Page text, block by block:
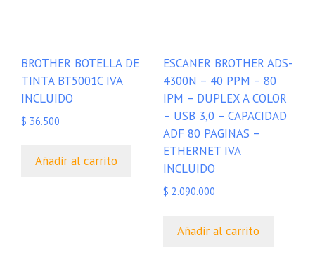
BROTHER BOTELLA DE
TINTA BT5001C IVA
INCLUIDO
$ 36.500
Añadir al carrito
ESCANER BROTHER ADS-
4300N – 40 PPM – 80
IPM – DUPLEX A COLOR
– USB 3,0 – CAPACIDAD
ADF 80 PAGINAS –
ETHERNET IVA
INCLUIDO
$ 2.090.000
Añadir al carrito